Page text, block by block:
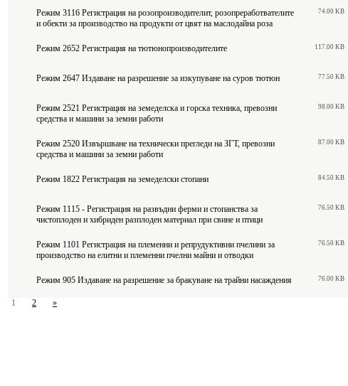
Режим 3116 Регистрация на розопроизводителит, розопреработвателите
и обекти за производство на продукти от цвят на маслодайна роза
74.00 KB
Режим 2652 Регистрация на тютюнопроизводителите 117.00 KB
Режим 2647 Издаване на разрешение за изкупуване на суров тютюн 77.50 KB
Режим 2521 Регистрация на земеделска и горска техника, превозни
средства и машини за земни работи
98.00 KB
Режим 2520 Извършване на технически прегледи на ЗГТ, превозни
средства и машини за земни работи
87.00 KB
Режим 1822 Регистрация на земеделски стопани 84.50 KB
Режим 1115 - Регистрация на развъдни ферми и стопанства за
чистоплоден и хибриден разплоден материал при свине и птици
76.50 KB
Режим 1101 Регистрация на племенни и репрудуктивни пчелини за
производство на елитни и племенни пчелни майни и отводки
76.50 KB
Режим 905 Издаване на разрешение за бракуване на трайни насаждения 76.00 KB
1 2 »